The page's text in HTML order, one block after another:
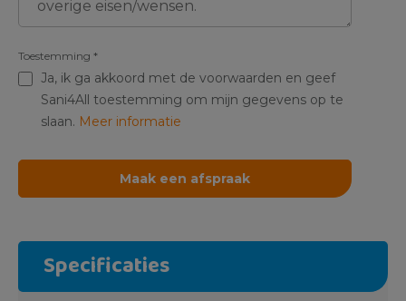
Ja, ik ga akkoord met de voorwaarden en geef
Sani4All toestemming om mijn gegevens op te
slaan. Meer informatie
Toestemming *
Specificaties